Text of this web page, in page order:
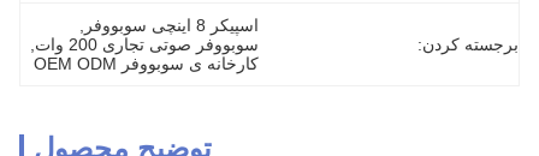
برجسته کردن:
اسپیکر 8 اینچی سوبووفر
سوبووفر صوتی تجاری 200 وات
کارخانه ی سوبووفر OEM ODM
توضیح محصول